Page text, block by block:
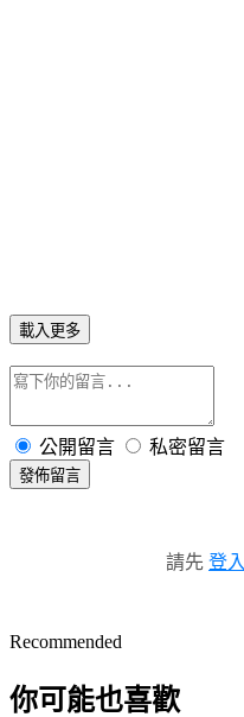
載入更多
公開留言 私密留言
發佈留言
請先 登入
Recommended
你可能也喜歡